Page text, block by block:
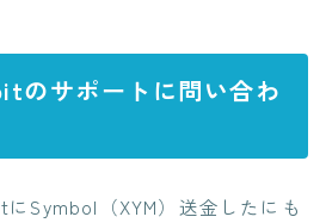
のサポートに問い合わ
Symbol（XYM）送金したにも